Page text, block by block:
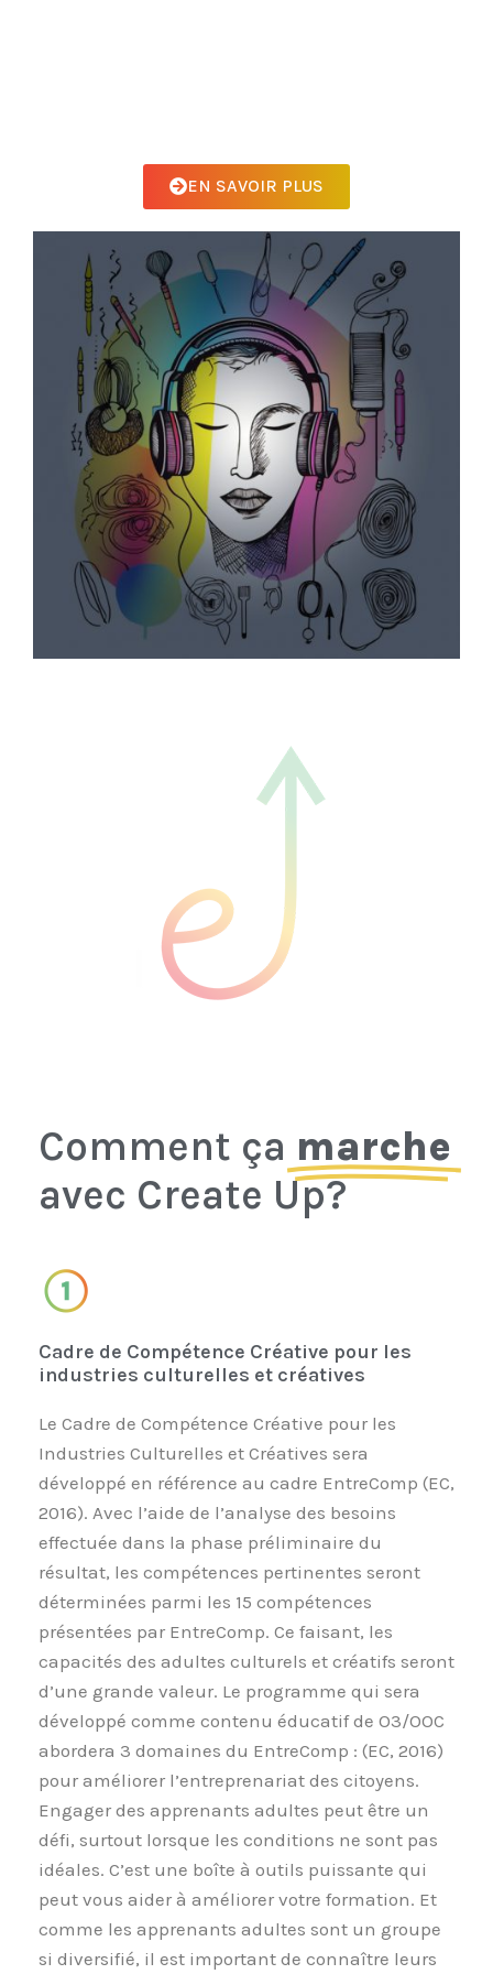
EN SAVOIR PLUS
Comment ça marche
avec Create Up?
Cadre de Compétence Créative pour les
industries culturelles et créatives
Le Cadre de Compétence Créative pour les
Industries Culturelles et Créatives sera
développé en référence au cadre EntreComp (EC,
2016). Avec l’aide de l’analyse des besoins
effectuée dans la phase préliminaire du
résultat, les compétences pertinentes seront
déterminées parmi les 15 compétences
présentées par EntreComp. Ce faisant, les
capacités des adultes culturels et créatifs seront
d’une grande valeur. Le programme qui sera
développé comme contenu éducatif de O3/OOC
abordera 3 domaines du EntreComp : (EC, 2016)
pour améliorer l’entreprenariat des citoyens.
Engager des apprenants adultes peut être un
défi, surtout lorsque les conditions ne sont pas
idéales. C’est une boîte à outils puissante qui
peut vous aider à améliorer votre formation. Et
comme les apprenants adultes sont un groupe
si diversifié, il est important de connaître leurs